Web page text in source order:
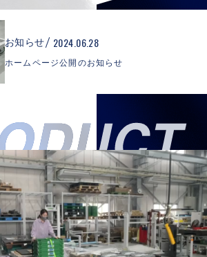
お知らせ 2024.06.28
ホームページ公開のお知らせ